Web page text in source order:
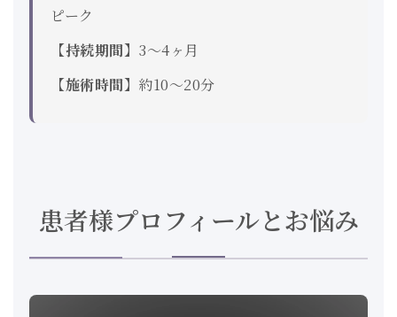
ピーク
【持続期間】 3〜4ヶ月
【施術時間】 約10〜20分
患者様プロフィールとお悩み